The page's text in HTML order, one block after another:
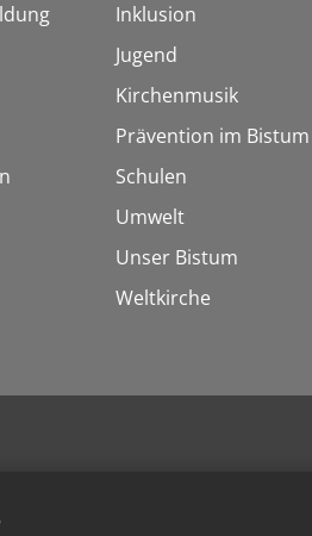
Inklusion
Jugend
Kirchenmusik
Prävention im Bistum
Schulen
Umwelt
Unser Bistum
Weltkirche